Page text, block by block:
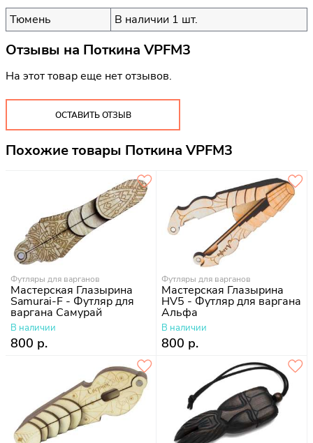
Тюмень В наличии 1 шт.
Отзывы на Поткина VPFM3
На этот товар еще нет отзывов.
ОСТАВИТЬ ОТЗЫВ
Похожие товары Поткина VPFM3
Футляры для варганов
Мастерская Глазырина
Samurai-F - Футляр для
варгана Самурай
В наличии
800 р.
Футляры для варганов
Мастерская Глазырина
HV5 - Футляр для варгана
Альфа
В наличии
800 р.